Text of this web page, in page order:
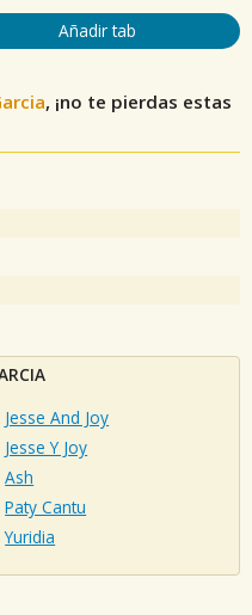
Añadir tab
, ¡no te pierdas estas
Jesse And Joy
Jesse Y Joy
Ash
Paty Cantu
Yuridia